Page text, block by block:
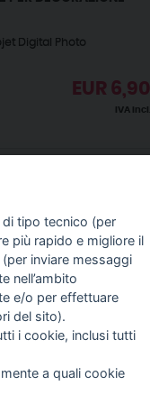
Digital Photo
EUR 6,90
IVA incl.
ACQUISTI
DI ACQUISTO
E COSTI
tipo tecnico (per
più rapido e migliore il
inviare messaggi
nell’ambito
e/o per effettuare
del sito).
i cookie, inclusi tutti
a quali cookie